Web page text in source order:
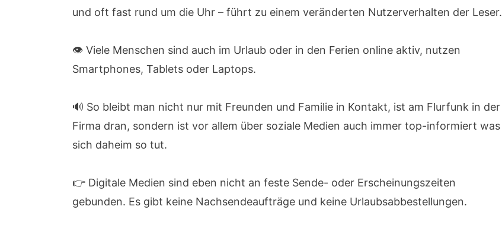
und oft fast rund um die Uhr – führt zu einem veränderten Nutzerverhalten der Leser.
👁️ Viele Menschen sind auch im Urlaub oder in den Ferien online aktiv, nutzen
Smartphones, Tablets oder Laptops.
🔊 So bleibt man nicht nur mit Freunden und Familie in Kontakt, ist am Flurfunk in der
Firma dran, sondern ist vor allem über soziale Medien auch immer top-informiert was
sich daheim so tut.
👉 Digitale Medien sind eben nicht an feste Sende- oder Erscheinungszeiten
gebunden. Es gibt keine Nachsendeaufträge und keine Urlaubsabbestellungen.